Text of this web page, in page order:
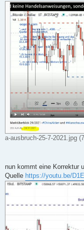
a-ausbruch-25-7-2021.jpg
nun kommt eine Korrektur
Quelle https://youtu.be/